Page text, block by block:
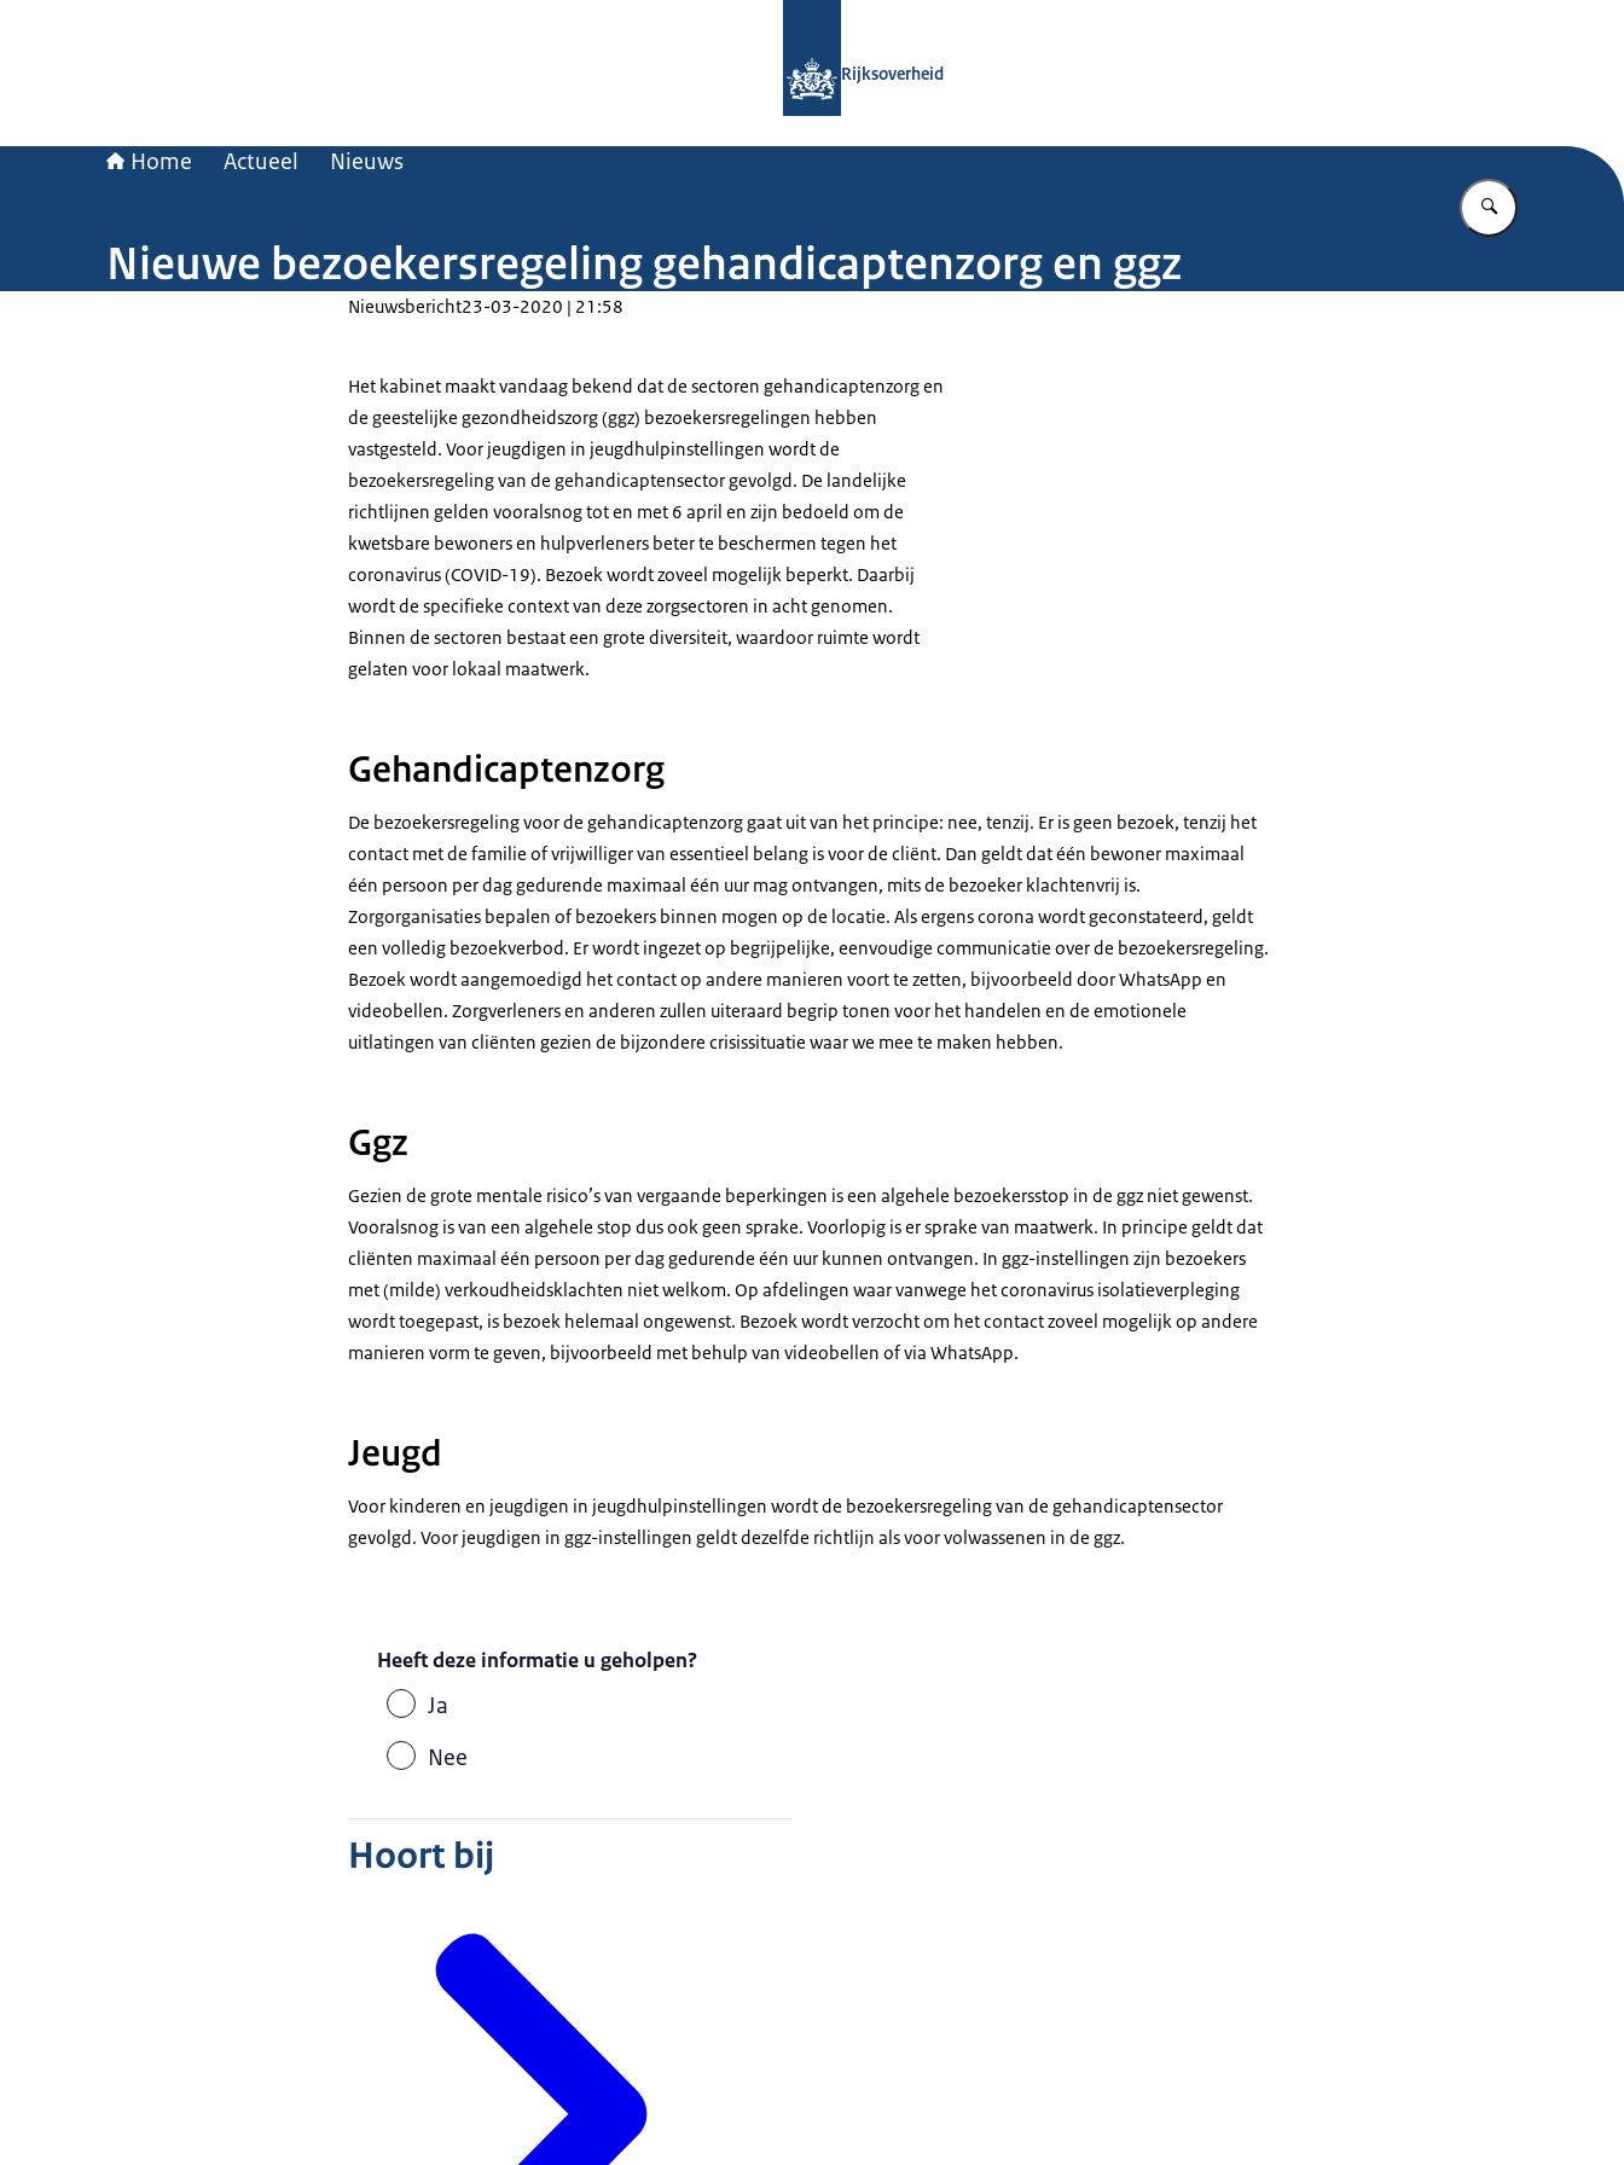
Rijksoverheid
Home Actueel Nieuws
Vul in wat u
Nieuwe bezoekersregeling gehandicaptenzorg en ggz
Nieuwsbericht23-03-2020 | 21:58
Het kabinet maakt vandaag bekend dat de sectoren gehandicaptenzorg en
de geestelijke gezondheidszorg (ggz) bezoekersregelingen hebben
vastgesteld. Voor jeugdigen in jeugdhulpinstellingen wordt de
bezoekersregeling van de gehandicaptensector gevolgd. De landelijke
richtlijnen gelden vooralsnog tot en met 6 april en zijn bedoeld om de
kwetsbare bewoners en hulpverleners beter te beschermen tegen het
coronavirus (COVID-19). Bezoek wordt zoveel mogelijk beperkt. Daarbij
wordt de specifieke context van deze zorgsectoren in acht genomen.
Binnen de sectoren bestaat een grote diversiteit, waardoor ruimte wordt
gelaten voor lokaal maatwerk.
Gehandicaptenzorg
De bezoekersregeling voor de gehandicaptenzorg gaat uit van het principe: nee, tenzij. Er is geen bezoek, tenzij het
contact met de familie of vrijwilliger van essentieel belang is voor de cliënt. Dan geldt dat één bewoner maximaal
één persoon per dag gedurende maximaal één uur mag ontvangen, mits de bezoeker klachtenvrij is.
Zorgorganisaties bepalen of bezoekers binnen mogen op de locatie. Als ergens corona wordt geconstateerd, geldt
een volledig bezoekverbod. Er wordt ingezet op begrijpelijke, eenvoudige communicatie over de bezoekersregeling.
Bezoek wordt aangemoedigd het contact op andere manieren voort te zetten, bijvoorbeeld door WhatsApp en
videobellen. Zorgverleners en anderen zullen uiteraard begrip tonen voor het handelen en de emotionele
uitlatingen van cliënten gezien de bijzondere crisissituatie waar we mee te maken hebben.
Ggz
Gezien de grote mentale risico’s van vergaande beperkingen is een algehele bezoekersstop in de ggz niet gewenst.
Vooralsnog is van een algehele stop dus ook geen sprake. Voorlopig is er sprake van maatwerk. In principe geldt dat
cliënten maximaal één persoon per dag gedurende één uur kunnen ontvangen. In ggz-instellingen zijn bezoekers
met (milde) verkoudheidsklachten niet welkom. Op afdelingen waar vanwege het coronavirus isolatieverpleging
wordt toegepast, is bezoek helemaal ongewenst. Bezoek wordt verzocht om het contact zoveel mogelijk op andere
manieren vorm te geven, bijvoorbeeld met behulp van videobellen of via WhatsApp.
Jeugd
Voor kinderen en jeugdigen in jeugdhulpinstellingen wordt de bezoekersregeling van de gehandicaptensector
gevolgd. Voor jeugdigen in ggz-instellingen geldt dezelfde richtlijn als voor volwassenen in de ggz.
Heeft deze informatie u geholpen?
Ja
Nee
Hoort bij